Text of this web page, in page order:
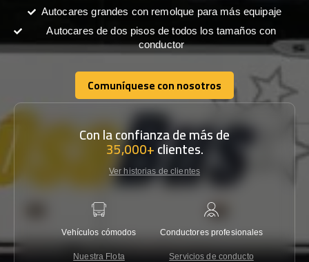
Autocares grandes con remolque para más equipaje
Autocares de dos pisos de todos los tamaños con
conductor
Comuníquese con nosotros
Comuníquese con nosotros
Con la confianza de más de
35,000+clientes.
Ver historias de clientes
Vehículos cómodos
Nuestra Flota
Conductores profesionales
Servicios de conducto